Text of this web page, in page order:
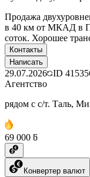
Продажа
в 40 км от МКАД в
соток. Хорошее
Контакты
Написать
29.07.2026 ID
Агентство
рядом с с/т. Таль,
69 000 ƃ
Конвертер валют